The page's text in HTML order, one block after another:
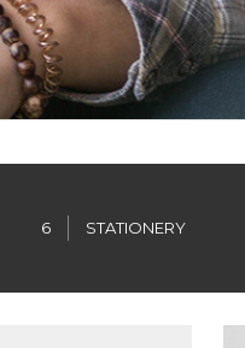
6 STATIONERY